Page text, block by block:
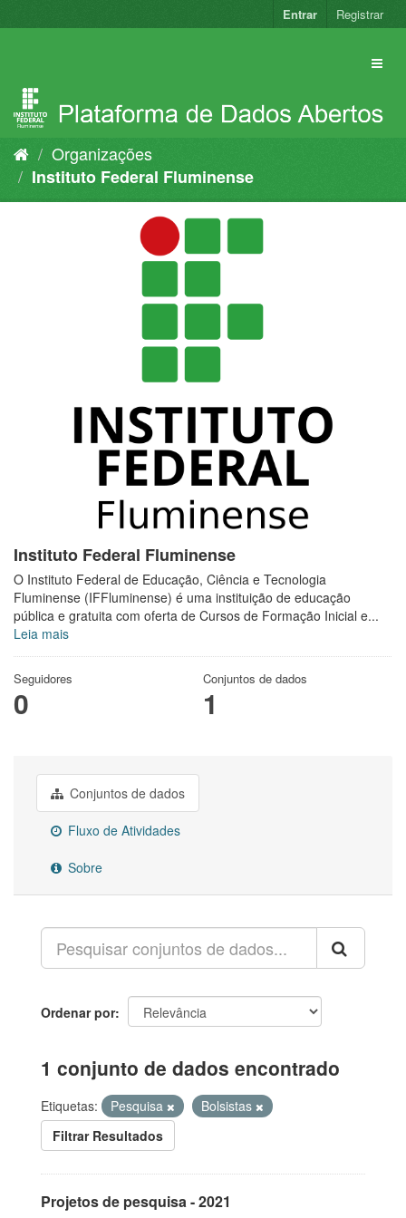
para
Entrar Registrar
Organizações
Instituto Federal Fluminense
Instituto Federal Fluminense
O Instituto Federal de Educação, Ciência e Tecnologia
Fluminense (IFFluminense) é uma instituição de educação
pública e gratuita com oferta de Cursos de Formação Inicial e...
Leia mais
Seguidores
0
Conjuntos de dados
1
Conjuntos de dados
Fluxo de Atividades
Sobre
Ordenar por
1 conjunto de dados encontrado
Etiquetas: Pesquisa
Bolsistas
Filtrar Resultados
Projetos de pesquisa - 2021